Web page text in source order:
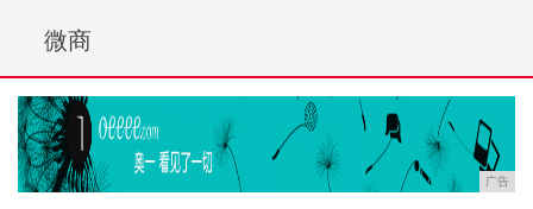
微商
广告